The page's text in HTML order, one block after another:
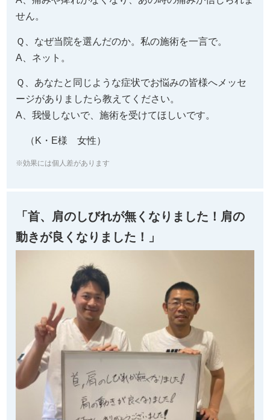
せん。
Ｑ、なぜ当院を選んだのか。私の施術を一言で。
A、ネット。
Ｑ、あなたと同じような症状でお悩みの皆様へメッセ
ージがありましたら教えてください。
A、我慢しないで、施術を受けてほしいです。
（K・E様 女性）
※効果には個人差があります
「首、肩のしびれが無くなりました！肩の
動きが良くなりました！」